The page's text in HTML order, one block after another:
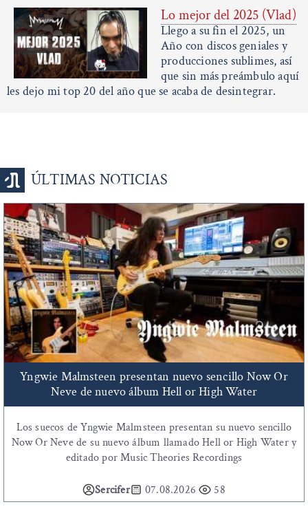
Lo mejor del 2025 (Vlad)
Llego a su fin el 2025, un
Año con discos geniales y
producciones sublimes, así
que sin más preámbulo aquí
les dejo mi top 20 del año que se acaba de desintegrar.
ÚLTIMAS NOTICIAS
Yngwie Malmsteen presentan nuevo sencillo Now Or
Neve de nuevo álbum Hell or High Water
Los suecos de Yngwie Malmsteen presentan su nuevo sencillo
Now Or Neve de su nuevo álbum llamado Hell or High Water y
editado por Music Theories Recordings
Sercifer 07.08.2026 58